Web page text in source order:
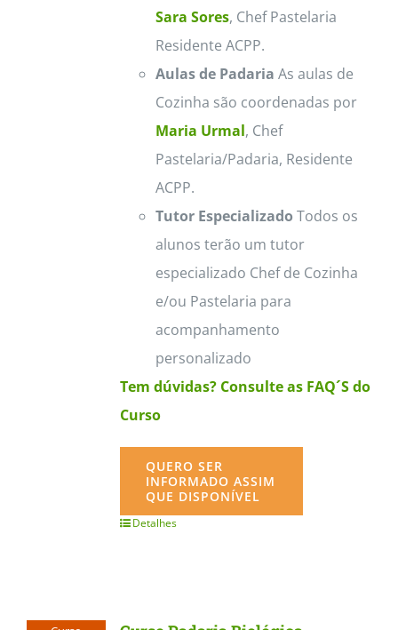
Sara Sores, Chef Pastelaria
Residente ACPP.
Aulas de Padaria As aulas de
Cozinha são coordenadas por
Maria Urmal, Chef
Pastelaria/Padaria, Residente
ACPP.
Tutor Especializado Todos os
alunos terão um tutor
especializado Chef de Cozinha
e/ou Pastelaria para
acompanhamento
personalizado
Tem dúvidas? Consulte as FAQ´S do
Curso
QUERO SER
INFORMADO ASSIM
QUE DISPONÍVEL
Detalhes